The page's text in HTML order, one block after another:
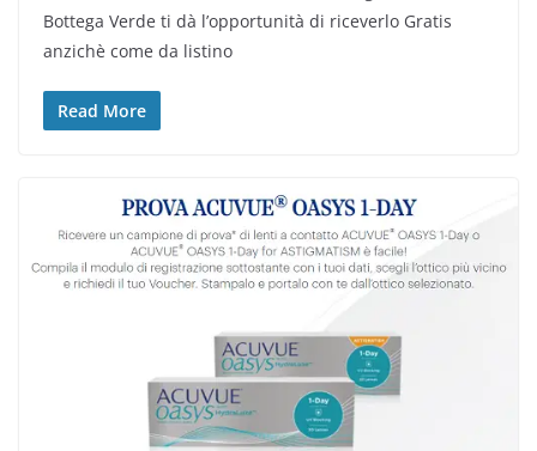
Bottega Verde ti dà l’opportunità di riceverlo Gratis
anzichè come da listino
Read More